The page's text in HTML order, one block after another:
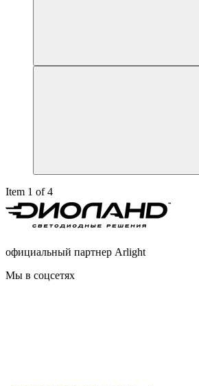
Item 1 of 4
официальный партнер Arlight
Мы в соцсетях